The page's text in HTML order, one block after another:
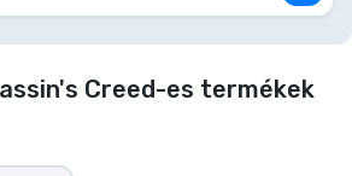
Creed-es termékek